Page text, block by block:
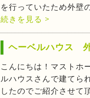
を行っていたため外壁
続きを見る >
ヘーベルハウス
こんにちは！マスト
ルハウスさんで建てら
したのでご紹介させて